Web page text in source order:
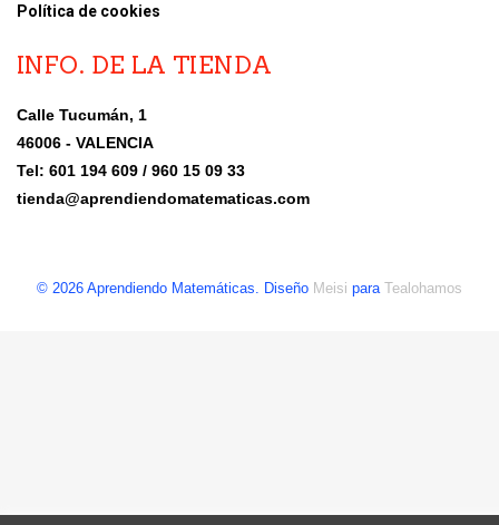
Política de cookies
INFO. DE LA TIENDA
Calle Tucumán, 1
46006 - VALENCIA
Tel: 601 194 609 / 960 15 09 33
tienda@aprendiendomatematicas.com
© 2026 Aprendiendo Matemáticas. Diseño Meisi para Tealohamos